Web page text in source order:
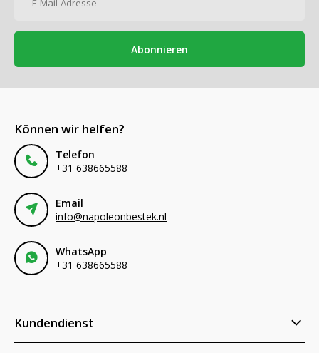
Abonnieren
Können wir helfen?
Telefon
+31 638665588
Email
info@napoleonbestek.nl
WhatsApp
+31 638665588
Kundendienst